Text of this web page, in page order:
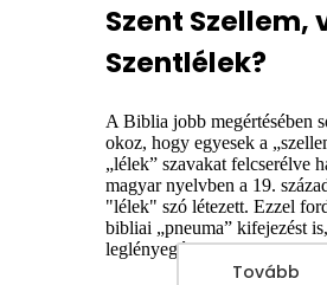
Szent Szellem,
Szentlélek?
A Biblia jobb megértésében
okoz, hogy egyesek a
„lélek” szavakat felcserélve
magyar nyelvben a 19.
"lélek" szó létezett. Ezzel
bibliai „pneuma” kifejezést
leglényegére utal.
Tovább